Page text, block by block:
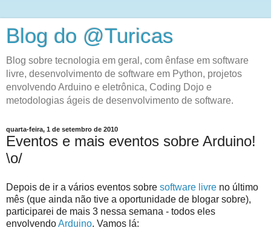
Blog do @Turicas
Blog sobre tecnologia em geral, com ênfase em software
livre, desenvolvimento de software em Python, projetos
envolvendo Arduino e eletrônica, Coding Dojo e
metodologias ágeis de desenvolvimento de software.
quarta-feira, 1 de setembro de 2010
Eventos e mais eventos sobre Arduino!
\o/
Depois de ir a vários eventos sobre software livre no último
mês (que ainda não tive a oportunidade de blogar sobre),
participarei de mais 3 nessa semana - todos eles
envolvendoArduino. Vamos lá: